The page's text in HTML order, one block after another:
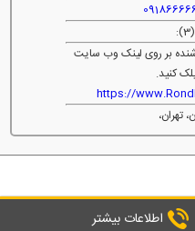
بر روی لینک وب سایت
کنید.
https://
تهران،
اطلاعات بیشتر